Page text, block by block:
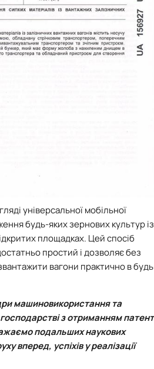
універсальної мобільної
будь-яких зернових культур із
площадках. Цей спосіб
простий і дозволяє без
вагони практично в
машиновикористання та
господарстві з отриманням
подальших наукових
вперед, успіхів у реалізації